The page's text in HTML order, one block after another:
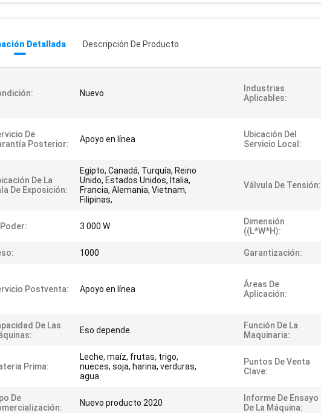
Detallada Descripción De Producto
Nuevo
Industrias
Aplicables:
De
Posterior:
Apoyo en línea
Ubicación Del
Servicio Local:
De La
De Exposición:
Egipto, Canadá, Turquía, Reino
Unido, Estados Unidos, Italia,
Francia, Alemania, Vietnam,
Filipinas,
Válvula De Tensión:
3 000 W
Dimensión
((L*W*H):
1000 Garantización:
Postventa: Apoyo en línea
Áreas De
Aplicación:
De Las
Eso depende.
Función De La
Maquinaria:
Prima:
Leche, maíz, frutas, trigo,
nueces, soja, harina, verduras,
agua
Puntos De Venta
Clave:
De
Nuevo producto 2020
Informe De Ensayo
De La Máquina: